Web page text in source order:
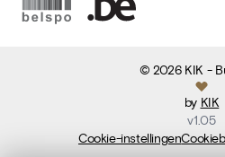
©2026 KIK -
by KIK
v1.05
Cookie-instellingen